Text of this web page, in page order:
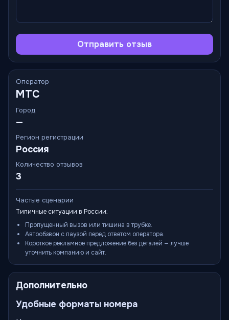
Отправить отзыв
Оператор
МТС
Город
—
Регион регистрации
Россия
Количество отзывов
3
Частые сценарии
Типичные ситуации в России:
Пропущенный вызов или тишина в трубке.
Автообзвон с паузой перед ответом оператора.
Короткое рекламное предложение без деталей — лучше
уточнить компанию и сайт.
Дополнительно
Удобные форматы номера